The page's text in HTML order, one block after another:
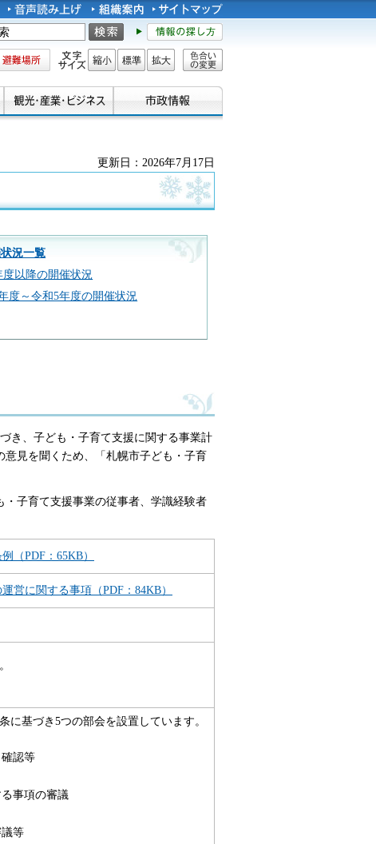
場所 文字サイズ
縮小 標準 拡大
色合い
更新日：2026年7月17日
況一覧
度以降の開催状況
度～令和5年度の開催状況
き、子ども・子育て支援に関する事業計
見を聞くため、「札幌市子ども・子育
子育て支援事業の従事者、学識経験者
（PDF：65KB）
営に関する事項（PDF：84KB）
に基づき5つの部会を設置しています。
認等
事項の審議
等